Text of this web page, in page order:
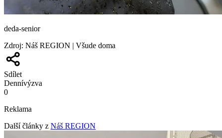
deda-senior
Zdroj: Náš REGION | Všude doma
Sdílet
Dennívýzva
0
Reklama
Další články z Náš REGION